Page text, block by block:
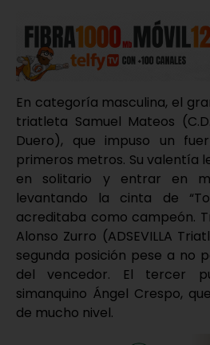
En categoría masculina, el
triatleta Samuel Mateos
Duero), que impuso un
primeros metros. Su valentía
en solitario y entrar en
levantando la cinta de
acreditaba como campeón.
Alonso Zurro (ADSEVILLA
segunda posición pese a no
del vencedor. El tercer
simanquino Ángel Crespo,
de mucho nivel.